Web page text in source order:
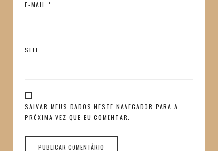
E-MAIL *
SITE
SALVAR MEUS DADOS NESTE NAVEGADOR PARA A
PRÓXIMA VEZ QUE EU COMENTAR.